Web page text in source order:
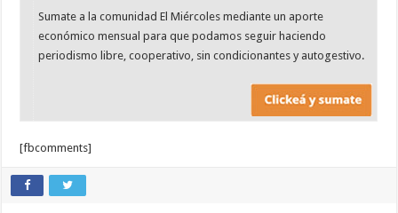
Sumate a la comunidad El Miércoles mediante un aporte
económico mensual para que podamos seguir haciendo
periodismo libre, cooperativo, sin condicionantes y autogestivo.
[fbcomments]